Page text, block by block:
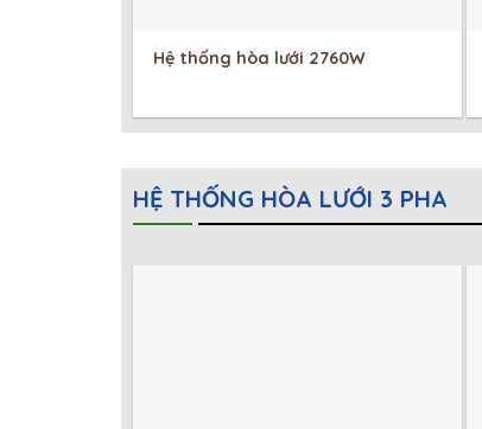
Hệ thống hòa lưới 2760W
HỆ THỐNG HÒA LƯỚI 3 PHA